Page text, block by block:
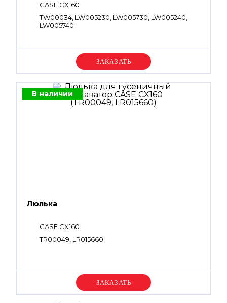
CASE CX160
TW00034, LW005230, LW005730, LW005240,
LW005740
Уточняйте цену
В наличии
Люлька
CASE CX160
TR00049, LR015660
Уточняйте цену